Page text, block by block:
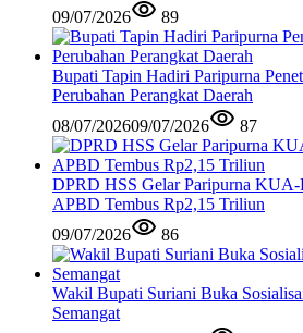
09/07/2026
89
Bupati Tapin Hadiri Paripurna
Perubahan Perangkat Daerah
08/07/202609/07/2026 87
DPRD HSS Gelar Paripurna KUA-
APBD Tembus Rp2,15 Triliun
09/07/2026
86
Wakil Bupati Suriani Buka
Semangat